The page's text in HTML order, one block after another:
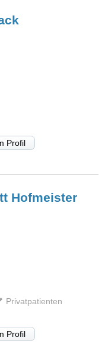
Profil
Hofmeister
Privatpatienten
Profil